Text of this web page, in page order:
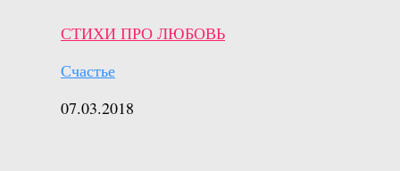
СТИХИ ПРО ЛЮБОВЬ
Счастье
07.03.2018